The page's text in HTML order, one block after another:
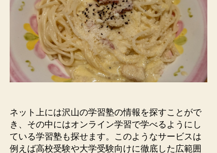
に
向
い
て
い
る
権
利
を
学
べ
る
ネット上には沢山の学習塾の情報を探すことがで
き、その中にはオンライン学習で学べるようにし
ている学習塾も探せます。このようなサービスは
例えば高校受験や大学受験向けに徹底した広範囲